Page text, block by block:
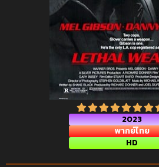
2023
พากย์ไทย
HD